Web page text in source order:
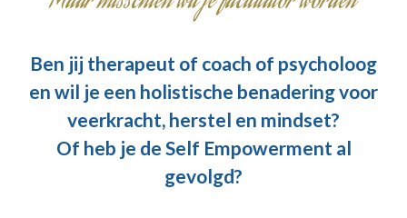
Ben jij therapeut of coach of psycholoog
en wil je een holistische benadering voor
veerkracht, herstel en mindset?
Of heb je de Self Empowerment al
gevolgd?